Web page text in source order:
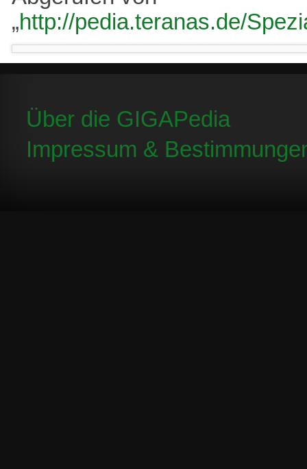
„http://pedia.teranas.de/
Über die GIGAPedia
Impressum &